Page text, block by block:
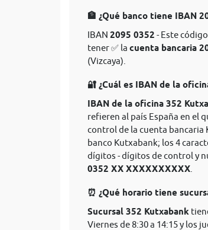
🏦 ¿Qué banco tiene IBAN
IBAN 2095 0352 - Este
tener ✅ la cuenta bancaria
(Vizcaya).
🔐 ¿Cuál es IBAN de la
IBAN de la oficina 352
refieren al país España en el
control de la cuenta bancaria
banco Kutxabank; los 4
dígitos - dígitos de control y
0352 XX XXXXXXXXXX
⏰ ¿Qué horario tiene
Sucursal 352 Kutxabank
Viernes de 8:30 a 14:15 y los